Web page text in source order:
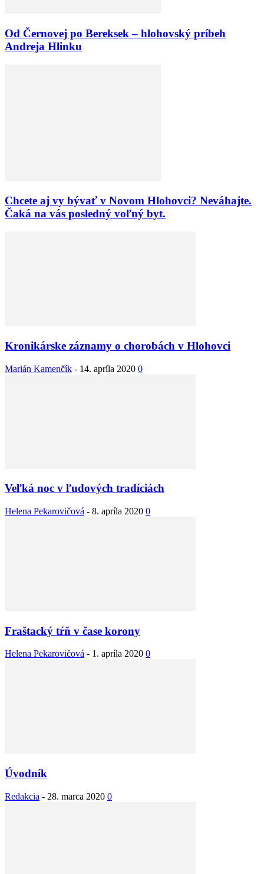
Od Černovej po Bereksek – hlohovský príbeh
Andreja Hlinku
Chcete aj vy bývať v Novom Hlohovci? Neváhajte.
Čaká na vás posledný voľný byt.
Kronikárske záznamy o chorobách v Hlohovci
Marián Kamenčík - 14. apríla 2020 0
Veľká noc v ľudových tradíciách
Helena Pekarovičová - 8. apríla 2020 0
Fraštacký tŕň v čase korony
Helena Pekarovičová - 1. apríla 2020 0
Úvodník
Redakcia - 28. marca 2020 0